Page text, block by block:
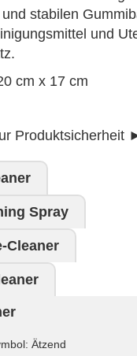
stabilen
und
cm x 17 cm
Produktsicherheit
Spray
Cleaner